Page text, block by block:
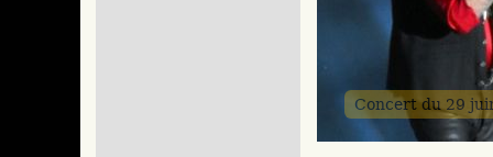
Concert du 29